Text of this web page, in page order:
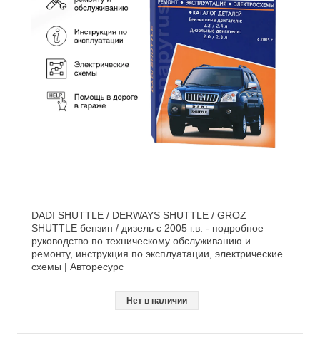
DADI SHUTTLE / DERWAYS SHUTTLE / GROZ
SHUTTLE бензин / дизель с 2005 г.в. - подробное
руководство по техническому обслуживанию и
ремонту, инструкция по эксплуатации, электрические
схемы | Авторесурс
Нет в наличии